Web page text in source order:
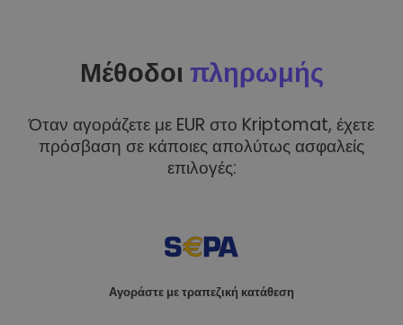
Μέθοδοι πληρωμής
Όταν αγοράζετε με EUR στο Kriptomat, έχετε
πρόσβαση σε κάποιες απολύτως ασφαλείς
επιλογές:
Αγοράστε με τραπεζική κατάθεση